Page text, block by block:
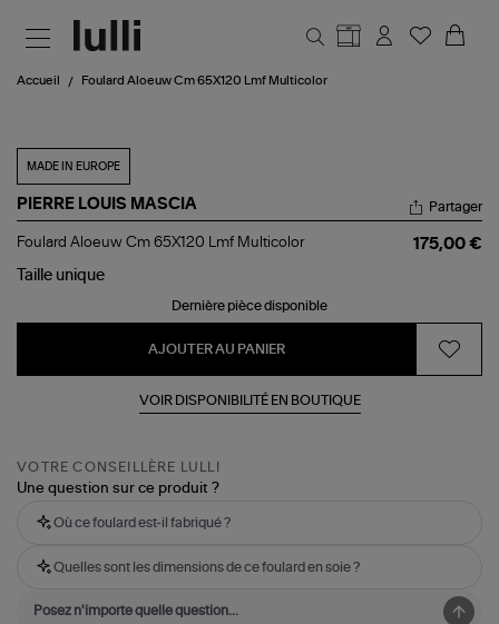
Accueil Foulard Aloeuw Cm 65X120 Lmf Multicolor
MADE IN EUROPE
PIERRE LOUIS MASCIA
Foulard
Cm
Multicolor
Partager
Foulard Aloeuw Cm 65X120 Lmf Multicolor
175,00 €
Taille unique
Dernière pièce disponible
AJOUTER AU PANIER
VOIR DISPONIBILITÉ EN BOUTIQUE
VOTRE CONSEILLÈRE LULLI
Une question sur ce produit ?
Où ce foulard est-il fabriqué ?
Quelles sont les dimensions de ce foulard en soie ?